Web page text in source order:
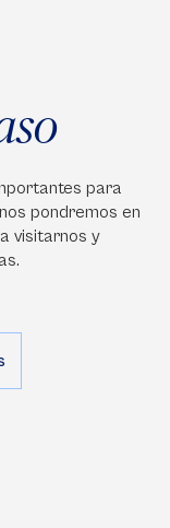
para
pondremos en
visitarnos y